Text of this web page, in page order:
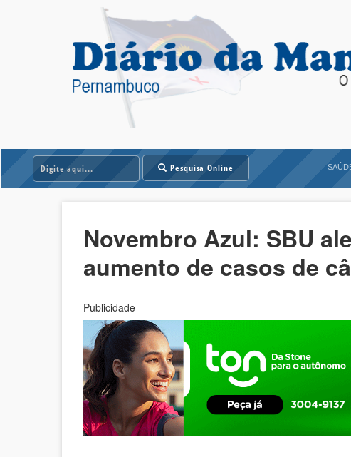
Pesquisa Online
Novembro Azul: SBU
aumento de casos de
Publicidade